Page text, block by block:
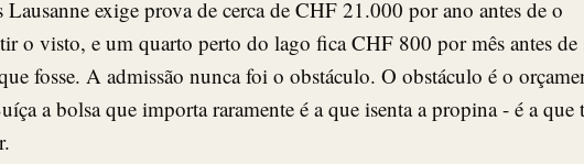
Lausanne exige prova de cerca de CHF 21.000 por ano antes de o
o visto, e um quarto perto do lago fica CHF 800 por mês antes de
fosse. A admissão nunca foi o obstáculo. O obstáculo é o
a bolsa que importa raramente é a que isenta a propina - é a que